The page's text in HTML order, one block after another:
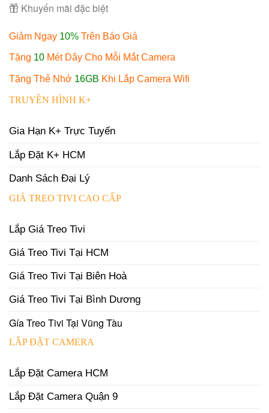
Khuyến mãi đặc biệt
Giảm Ngay 10% Trên Báo Giá
Tặng 10 Mét Dây Cho Mỗi Mắt Camera
Tặng Thẻ Nhớ 16GB Khi Lắp Camera Wifi
TRUYỀN HÌNH K+
Gia Hạn K+ Trực Tuyến
Lắp Đặt K+ HCM
Danh Sách Đại Lý
GIÁ TREO TIVI CAO CẤP
Lắp Giá Treo Tivi
Giá Treo Tivi Tại HCM
Giá Treo Tivi Tại Biên Hoà
Giá Treo Tivi Tại Bình Dương
Gía Treo Tivi Tại Vũng Tàu
LẮP ĐẶT CAMERA
Lắp Đặt Camera HCM
Lắp Đặt Camera Quận 9